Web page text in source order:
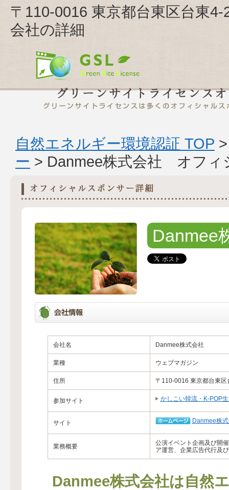
〒110-0016 東京都台東区台東
会社の詳細
自然エネルギー環境認証 TOP
ー > Danmee株式会社 オフィ
Danmee
会社名 Danmee株式会社
業種 ウェブマガジン
住所 〒110-0016 東京都台東
参加サイト かしこい韓流・K-POP
サイト Danmee株
業務概要
公演イベント企画及び開
ア運営、企業広告代行及
Danmee株式会社は自然